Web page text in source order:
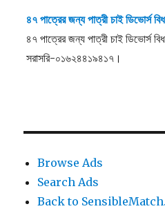
৪৭ পাত্রের জন্য পাত্রী চাই ডিভোর্স
৪৭ পাত্রের জন্য পাত্রী চাই ডিভোর্স
সরাসরি-০১৬২৪৪১৯৪১৭।
Browse Ads
Search Ads
Back to